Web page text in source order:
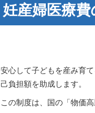
妊産婦医療費
安心して子どもを産み育
己負担額を助成します。
この制度は、国の「物価